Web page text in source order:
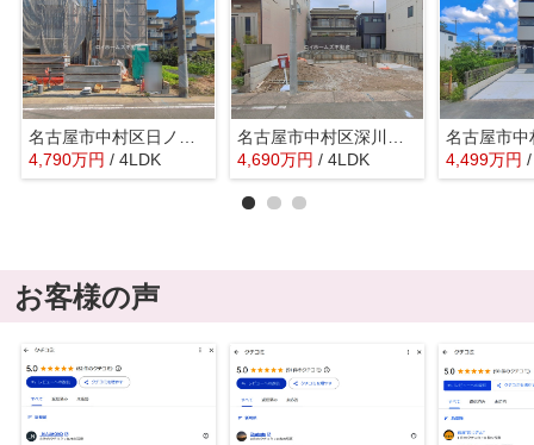
4,790万円 / 4LDK
4,690万円 / 4LDK 4,499万円
お客様の声